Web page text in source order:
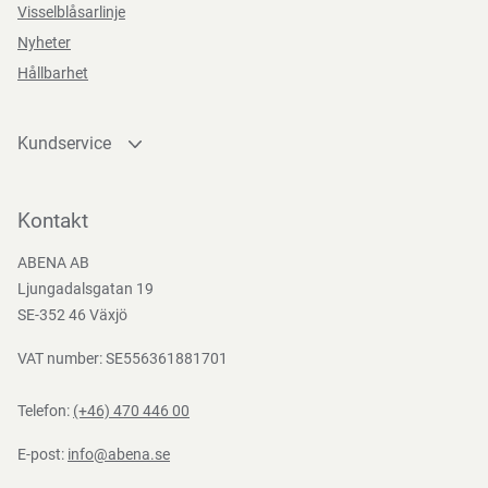
Visselblåsarlinje
Nyheter
Hållbarhet
Kundservice
Bli kund
Nedladdningar
Kontakt
ABENA AB
Ljungadalsgatan 19
SE-352 46 Växjö
VAT number: SE556361881701
Telefon: (+46) 470 446 00
E-post: info@abena.se